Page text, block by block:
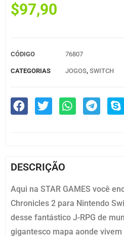
$97,90
CÓDIGO 76807
CATEGORIAS JOGOS, SWITCH
DESCRIÇÃO
Aqui na STAR GAMES você
Chronicles 2 para Nintendo
desse fantástico J-RPG de
gigantesco mapa aonde